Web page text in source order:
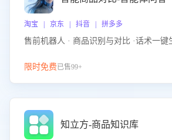
淘宝 | 京东 | 抖音 | 拼多多
售前机器人 · 商品识别与对比 ·话术一键
限时免费已售99+
知立方-商品知识库